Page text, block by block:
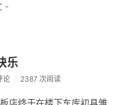
-
乐
论 2387 次阅读